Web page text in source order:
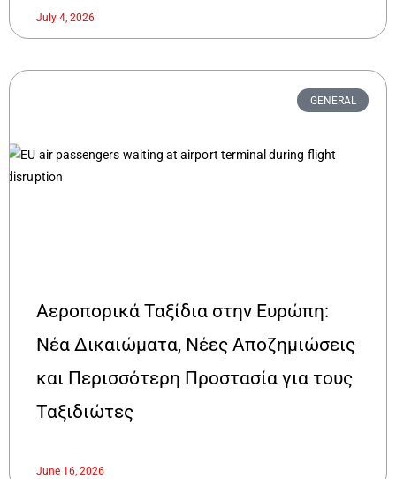
July 4, 2026
GENERAL
Αεροπορικά Ταξίδια στην Ευρώπη:
Νέα Δικαιώματα, Νέες Αποζημιώσεις
και Περισσότερη Προστασία για τους
Ταξιδιώτες
June 16, 2026